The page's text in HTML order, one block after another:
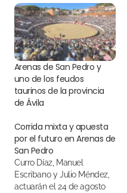
Arenas de San Pedro y
uno de los feudos
taurinos de la provincia
de Ávila
Corrida mixta y apuesta
por el futuro en Arenas de
San Pedro
Curro Díaz, Manuel
Escribano y Julio Méndez,
actuarán el 24 de agosto